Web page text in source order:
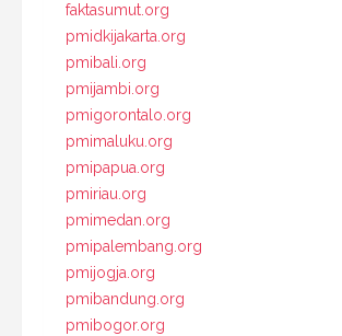
faktasumut.org
pmidkijakarta.org
pmibali.org
pmijambi.org
pmigorontalo.org
pmimaluku.org
pmipapua.org
pmiriau.org
pmimedan.org
pmipalembang.org
pmijogja.org
pmibandung.org
pmibogor.org